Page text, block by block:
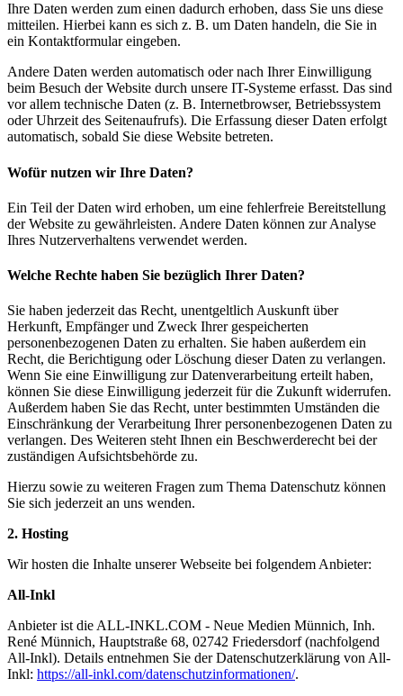
Ihre Daten werden zum einen dadurch erhoben, dass Sie uns diese
mitteilen. Hierbei kann es sich z. B. um Daten handeln, die Sie in
ein Kontaktformular eingeben.
Andere Daten werden automatisch oder nach Ihrer Einwilligung
beim Besuch der Website durch unsere IT-Systeme erfasst. Das sind
vor allem technische Daten (z. B. Internetbrowser, Betriebssystem
oder Uhrzeit des Seitenaufrufs). Die Erfassung dieser Daten erfolgt
automatisch, sobald Sie diese Website betreten.
Wofür nutzen wir Ihre Daten?
Ein Teil der Daten wird erhoben, um eine fehlerfreie Bereitstellung
der Website zu gewährleisten. Andere Daten können zur Analyse
Ihres Nutzerverhaltens verwendet werden.
Welche Rechte haben Sie bezüglich Ihrer Daten?
Sie haben jederzeit das Recht, unentgeltlich Auskunft über
Herkunft, Empfänger und Zweck Ihrer gespeicherten
personenbezogenen Daten zu erhalten. Sie haben außerdem ein
Recht, die Berichtigung oder Löschung dieser Daten zu verlangen.
Wenn Sie eine Einwilligung zur Datenverarbeitung erteilt haben,
können Sie diese Einwilligung jederzeit für die Zukunft widerrufen.
Außerdem haben Sie das Recht, unter bestimmten Umständen die
Einschränkung der Verarbeitung Ihrer personenbezogenen Daten zu
verlangen. Des Weiteren steht Ihnen ein Beschwerderecht bei der
zuständigen Aufsichtsbehörde zu.
Hierzu sowie zu weiteren Fragen zum Thema Datenschutz können
Sie sich jederzeit an uns wenden.
2. Hosting
Wir hosten die Inhalte unserer Webseite bei folgendem Anbieter:
All-Inkl
Anbieter ist die ALL-INKL.COM - Neue Medien Münnich, Inh.
René Münnich, Hauptstraße 68, 02742 Friedersdorf (nachfolgend
All-Inkl). Details entnehmen Sie der Datenschutzerklärung von All-
Inkl: https://all-inkl.com/datenschutzinformationen/.